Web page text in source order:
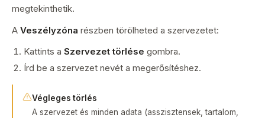
megtekinthetik.
A Veszélyzóna részben törölheted a szervezetet:
Kattints a Szervezet törlése gombra.
Írd be a szervezet nevét a megerősítéshez.
Végleges törlés
A szervezet és minden adata (asszisztensek, tartalom,